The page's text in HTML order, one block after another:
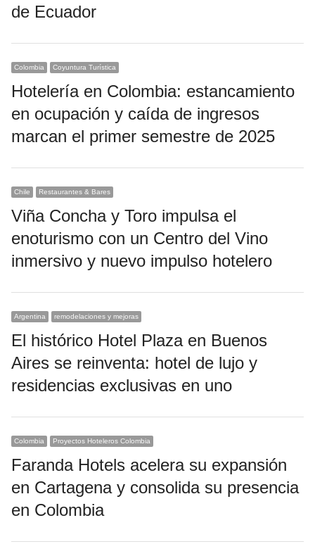
de Ecuador
Colombia Coyuntura Turística
Hotelería en Colombia: estancamiento
en ocupación y caída de ingresos
marcan el primer semestre de 2025
Chile Restaurantes & Bares
Viña Concha y Toro impulsa el
enoturismo con un Centro del Vino
inmersivo y nuevo impulso hotelero
Argentina remodelaciones y mejoras
El histórico Hotel Plaza en Buenos
Aires se reinventa: hotel de lujo y
residencias exclusivas en uno
Colombia Proyectos Hoteleros Colombia
Faranda Hotels acelera su expansión
en Cartagena y consolida su presencia
en Colombia